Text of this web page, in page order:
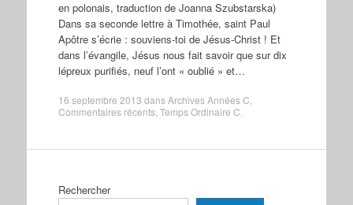
en polonais, traduction de Joanna Szubstarska)
Dans sa seconde lettre à Timothée, saint Paul
Apôtre s’écrie : souviens-toi de Jésus-Christ ! Et
dans l’évangile, Jésus nous fait savoir que sur dix
lépreux purifiés, neuf l’ont « oublié » et…
16 septembre 2013 dansArchives Années C
Commentaires récents, Temps Ordinaire C
Rechercher